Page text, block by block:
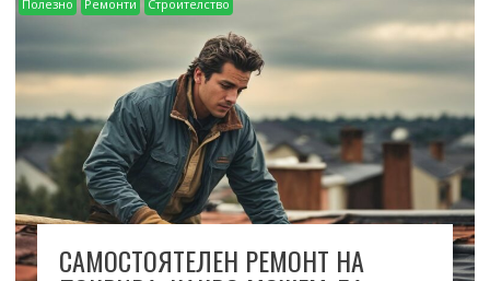
Полезно Ремонти Строителство
САМОСТОЯТЕЛЕН РЕМОНТ НА